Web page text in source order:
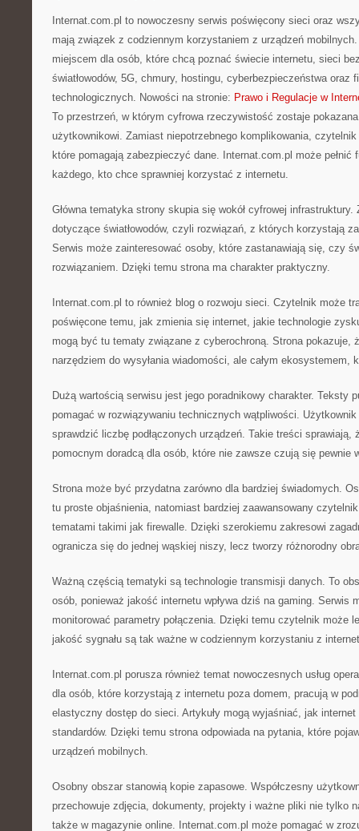
Internat.com.pl to nowoczesny serwis poświęcony sieci oraz
mają związek z codziennym korzystaniem z urządzeń
miejscem dla osób, które chcą poznać świecie internetu, sieci
światłowodów, 5G, chmury, hostingu, cyberbezpieczeństwa oraz
technologicznych. Nowości na stronie: Prawo i Regulacje w
To przestrzeń, w którym cyfrowa rzeczywistość zostaje
użytkownikowi. Zamiast niepotrzebnego komplikowania,
które pomagają zabezpieczyć dane. Internat.com.pl może pełnić
każdego, kto chce sprawniej korzystać z internetu.
Główna tematyka strony skupia się wokół cyfrowej
dotyczące światłowodów, czyli rozwiązań, z których korzystają
Serwis może zainteresować osoby, które zastanawiają się, czy
rozwiązaniem. Dzięki temu strona ma charakter praktyczny.
Internat.com.pl to również blog o rozwoju sieci. Czytelnik może
poświęcone temu, jak zmienia się internet, jakie technologie
mogą być tu tematy związane z cyberochroną. Strona pokazuje,
narzędziem do wysyłania wiadomości, ale całym ekosystemem,
Dużą wartością serwisu jest jego poradnikowy charakter. Teksty
pomagać w rozwiązywaniu technicznych wątpliwości.
sprawdzić liczbę podłączonych urządzeń. Takie treści
pomocnym doradcą dla osób, które nie zawsze czują się pewnie
Strona może być przydatna zarówno dla bardziej świadomych.
tu proste objaśnienia, natomiast bardziej zaawansowany
tematami takimi jak firewalle. Dzięki szerokiemu zakresowi
ogranicza się do jednej wąskiej niszy, lecz tworzy różnorodny
Ważną częścią tematyki są technologie transmisji danych. To
osób, ponieważ jakość internetu wpływa dziś na gaming. Serwis
monitorować parametry połączenia. Dzięki temu czytelnik może
jakość sygnału są tak ważne w codziennym korzystaniu z
Internat.com.pl porusza również temat nowoczesnych usług
dla osób, które korzystają z internetu poza domem, pracują w
elastyczny dostęp do sieci. Artykuły mogą wyjaśniać, jak
standardów. Dzięki temu strona odpowiada na pytania, które
urządzeń mobilnych.
Osobny obszar stanowią kopie zapasowe. Współczesny
przechowuje zdjęcia, dokumenty, projekty i ważne pliki nie tylko
także w magazynie online. Internat.com.pl może pomagać w